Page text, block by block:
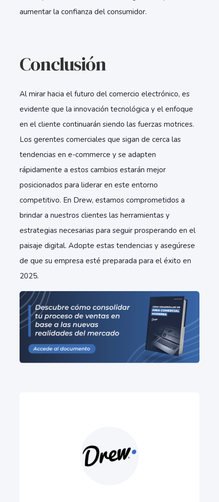
aumentar la confianza del consumidor.
Conclusión
Al mirar hacia el futuro del comercio electrónico, es
evidente que la innovación tecnológica y el enfoque
en el cliente continuarán siendo las fuerzas motrices.
Los gerentes comerciales que sigan de cerca las
tendencias en e-commerce y se adapten
rápidamente a estos cambios estarán mejor
posicionados para liderar en este entorno
competitivo. En Drew, estamos comprometidos a
brindar a nuestros clientes las herramientas y
estrategias necesarias para seguir prosperando en el
paisaje digital. Adopte estas tendencias y asegúrese
de que su empresa esté preparada para el éxito en
2025.